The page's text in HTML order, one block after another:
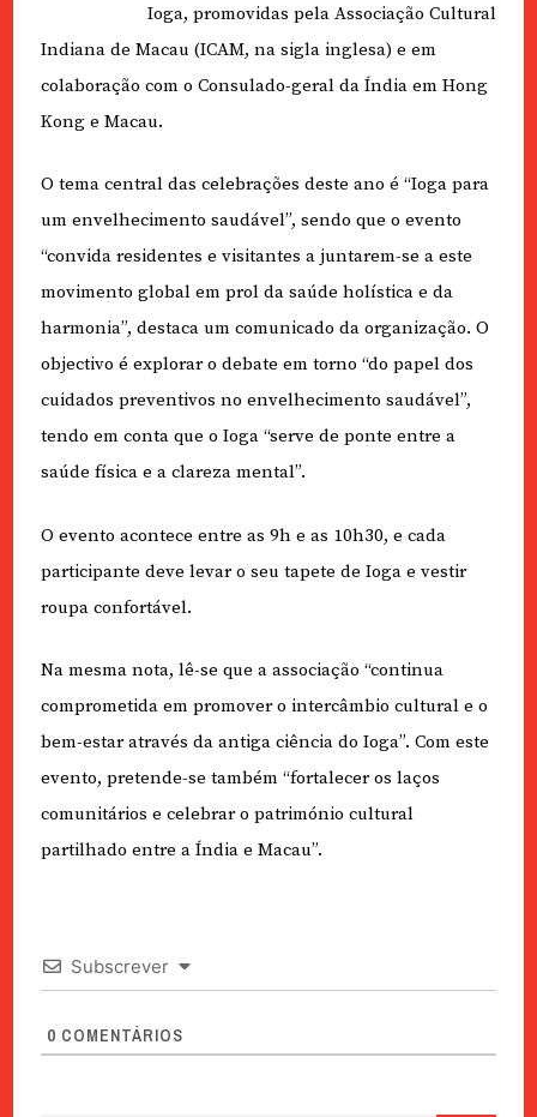
Ioga, promovidas pela Associação Cultural
Indiana de Macau (ICAM, na sigla inglesa) e em
colaboração com o Consulado-geral da Índia em Hong
Kong e Macau.
O tema central das celebrações deste ano é “Ioga para
um envelhecimento saudável”, sendo que o evento
“convida residentes e visitantes a juntarem-se a este
movimento global em prol da saúde holística e da
harmonia”, destaca um comunicado da organização. O
objectivo é explorar o debate em torno “do papel dos
cuidados preventivos no envelhecimento saudável”,
tendo em conta que o Ioga “serve de ponte entre a
saúde física e a clareza mental”.
O evento acontece entre as 9h e as 10h30, e cada
participante deve levar o seu tapete de Ioga e vestir
roupa confortável.
Na mesma nota, lê-se que a associação “continua
comprometida em promover o intercâmbio cultural e o
bem-estar através da antiga ciência do Ioga”. Com este
evento, pretende-se também “fortalecer os laços
comunitários e celebrar o património cultural
partilhado entre a Índia e Macau”.
Subscrever
0 COMENTÁRIOS